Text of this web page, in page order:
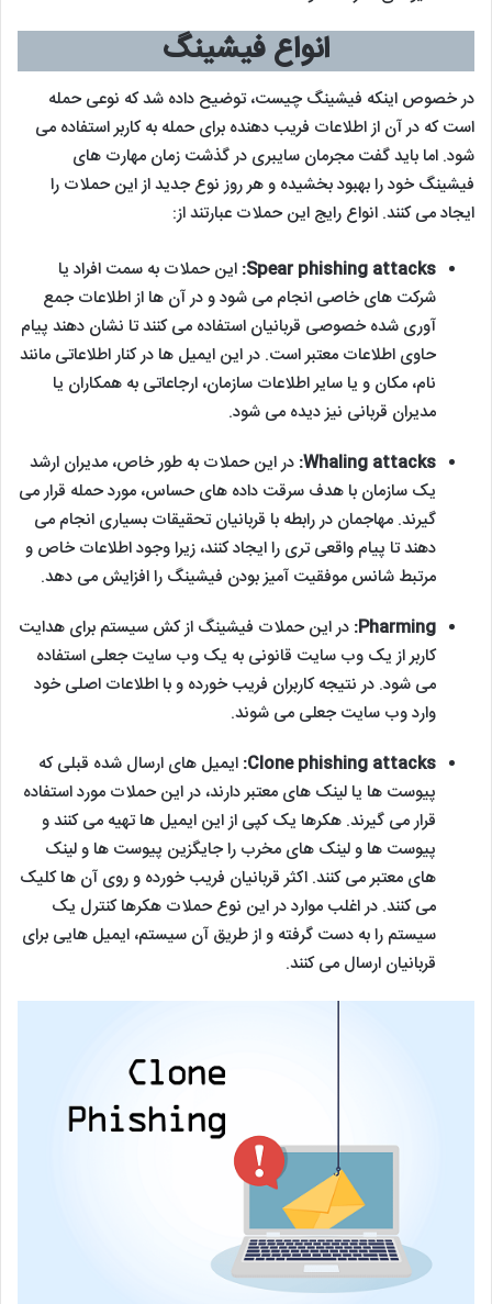
انواع فیشینگ
در خصوص اینکه فیشینگ چیست، توضیح داده شد که نوعی حمله
است که در آن از اطلاعات فریب دهنده برای حمله به کاربر استفاده می
شود. اما باید گفت مجرمان سایبری در گذشت زمان مهارت های
فیشینگ خود را بهبود بخشیده و هر روز نوع جدید از این حملات را
ایجاد می کنند. انواع رایج این حملات عبارتند از:
Spear phishing attacks: این حملات به سمت افراد یا
شرکت های خاصی انجام می شود و در آن ها از اطلاعات جمع
آوری شده خصوصی قربانیان استفاده می کنند تا نشان دهند پیام
حاوی اطلاعات معتبر است. در این ایمیل ها در کنار اطلاعاتی مانند
نام، مکان و یا سایر اطلاعات سازمان، ارجاعاتی به همکاران یا
مدیران قربانی نیز دیده می شود.
Whaling attacks: در این حملات به طور خاص، مدیران ارشد
یک سازمان با هدف سرقت داده های حساس، مورد حمله قرار می
گیرند. مهاجمان در رابطه با قربانیان تحقیقات بسیاری انجام می
دهند تا پیام واقعی تری را ایجاد کنند، زیرا وجود اطلاعات خاص و
مرتبط شانس موفقیت آمیز بودن فیشینگ را افزایش می دهد.
Pharming: در این حملات فیشینگ از کش سیستم برای هدایت
کاربر از یک وب سایت قانونی به یک وب سایت جعلی استفاده
می شود. در نتیجه کاربران فریب خورده و با اطلاعات اصلی خود
وارد وب سایت جعلی می شوند.
Clone phishing attacks: ایمیل های ارسال شده قبلی که
پیوست ها یا لینک های معتبر دارند، در این حملات مورد استفاده
قرار می گیرند. هکرها یک کپی از این ایمیل ها تهیه می کنند و
پیوست ها و لینک های مخرب را جایگزین پیوست ها و لینک
های معتبر می کنند. اکثر قربانیان فریب خورده و روی آن ها کلیک
می کنند. در اغلب موارد در این نوع حملات هکرها کنترل یک
سیستم را به دست گرفته و از طریق آن سیستم، ایمیل هایی برای
قربانیان ارسال می کنند.